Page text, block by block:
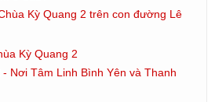
Kỳ Quang 2 trên con đường Lê
Kỳ Quang 2
Nơi Tâm Linh Bình Yên và Thanh